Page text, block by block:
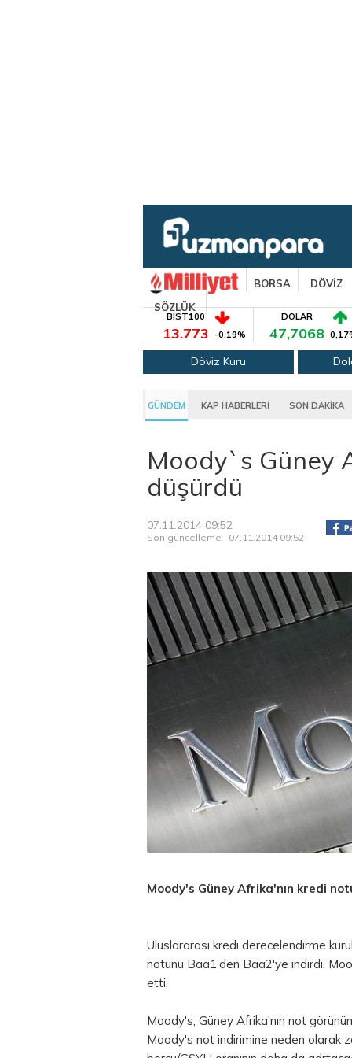
BORSA DÖVİZ
SÖZLÜK
BIST100
13.773 -0,19%
DOLAR
47,7068
Döviz Kuru
GÜNDEM KAP HABERLERİ SON DAKİKA
Moody`s Güney
düşürdü
07.11.2014 09:52
Son güncelleme : 07.11.2014 09:52
Moody's Güney Afrika'nın kredi
Uluslararası kredi derecelendirme
notunu Baa1'den Baa2'ye indirdi.
etti.
Moody's, Güney Afrika'nın not
Moody's not indirimine neden olarak